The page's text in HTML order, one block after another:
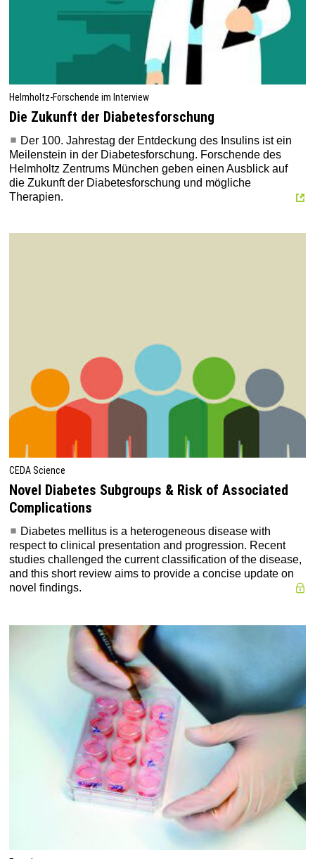
Helmholtz-Forschende im Interview
Die Zukunft der Diabetesforschung
Der 100. Jahrestag der Entdeckung des Insulins ist ein
Meilenstein in der Diabetesforschung. Forschende des
Helmholtz Zentrums München geben einen Ausblick auf
die Zukunft der Diabetesforschung und mögliche
Therapien.
CEDA Science
Novel Diabetes Subgroups & Risk of Associated
Complications
Diabetes mellitus is a heterogeneous disease with
respect to clinical presentation and progression. Recent
studies challenged the current classification of the disease,
and this short review aims to provide a concise update on
novel findings.